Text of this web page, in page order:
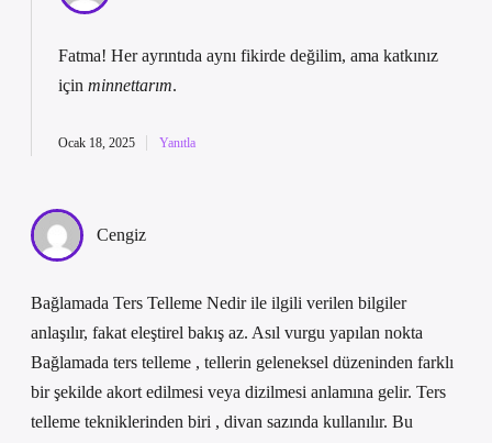
Fatma! Her ayrıntıda aynı fikirde değilim, ama katkınız
için minnettarım.
Ocak 18, 2025 Yanıtla
Cengiz
Bağlamada Ters Telleme Nedir ile ilgili verilen bilgiler
anlaşılır, fakat eleştirel bakış az. Asıl vurgu yapılan nokta
Bağlamada ters telleme , tellerin geleneksel düzeninden farklı
bir şekilde akort edilmesi veya dizilmesi anlamına gelir. Ters
telleme tekniklerinden biri , divan sazında kullanılır. Bu